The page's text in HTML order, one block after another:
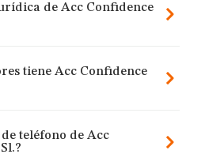
de Acc Confidence
tiene Acc Confidence
teléfono de Acc